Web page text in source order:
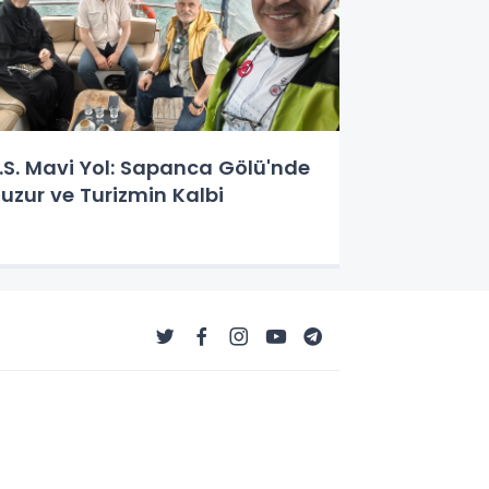
Mavi Yol: Sapanca Gölü'nde
ve Turizmin Kalbi